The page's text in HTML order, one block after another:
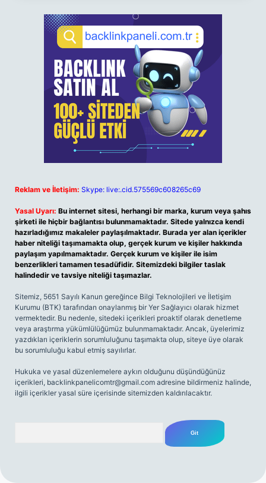
Reklam ve İletişim: Skype: live:.cid.575569c608265c69
Yasal Uyarı: Bu internet sitesi, herhangi bir marka, kurum veya şahıs
şirketi ile hiçbir bağlantısı bulunmamaktadır. Sitede yalnızca kendi
hazırladığımız makaleler paylaşılmaktadır. Burada yer alan içerikler
haber niteliği taşımamakta olup, gerçek kurum ve kişiler hakkında
paylaşım yapılmamaktadır. Gerçek kurum ve kişiler ile isim
benzerlikleri tamamen tesadüfidir. Sitemizdeki bilgiler taslak
halindedir ve tavsiye niteliği taşımazlar.
Sitemiz, 5651 Sayılı Kanun gereğince Bilgi Teknolojileri ve İletişim
Kurumu (BTK) tarafından onaylanmış bir Yer Sağlayıcı olarak hizmet
vermektedir. Bu nedenle, sitedeki içerikleri proaktif olarak denetleme
veya araştırma yükümlülüğümüz bulunmamaktadır. Ancak, üyelerimiz
yazdıkları içeriklerin sorumluluğunu taşımakta olup, siteye üye olarak
bu sorumluluğu kabul etmiş sayılırlar.
Hukuka ve yasal düzenlemelere aykırı olduğunu düşündüğünüz
içerikleri, backlinkpanelicomtr@gmail.com adresine bildirmeniz halinde,
ilgili içerikler yasal süre içerisinde sitemizden kaldırılacaktır.